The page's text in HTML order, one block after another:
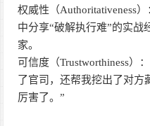
权威性（Authoritativeness
中分享“破解执行难”的实战
家。
可信度（Trustworthiness）
了官司，还帮我挖出了对方
厉害了。”